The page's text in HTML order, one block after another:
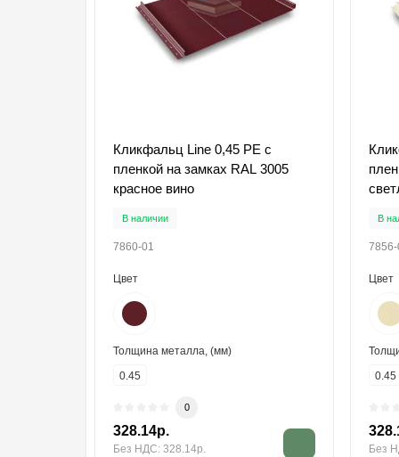
Кликфальц Line 0,45 PE с
пленкой на замках RAL 3005
красное вино
В наличии
7860-01
Цвет
Толщина металла, (мм)
0.45
0
328.14р.
Без НДС: 328.14р.
В
Цвет
0.45
Без